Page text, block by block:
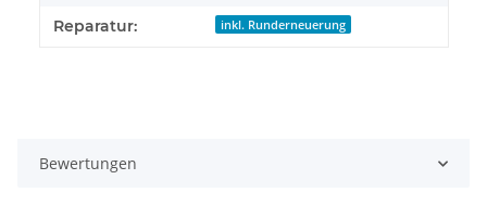
Reparatur: inkl. Runderneuerung
Bewertungen